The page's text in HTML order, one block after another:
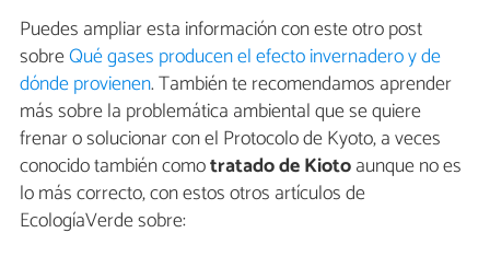
Puedes ampliar esta información con este otro post
sobreQué gases producen el efecto invernadero y de
dónde provienen. También te recomendamos aprender
más sobre la problemática ambiental que se quiere
frenar o solucionar con el Protocolo de Kyoto, a veces
conocido también comotratado de Kiotoaunque no es
lo más correcto, con estos otros artículos de
EcologíaVerde sobre: